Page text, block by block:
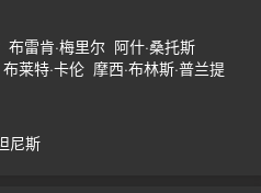
布雷肯·梅里尔 阿什·桑托斯
布莱特·卡伦 摩西·布林斯·普兰提
尼斯